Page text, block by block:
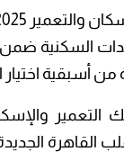
2025؟
السكنية
أسبقية اختيار
القاهرة